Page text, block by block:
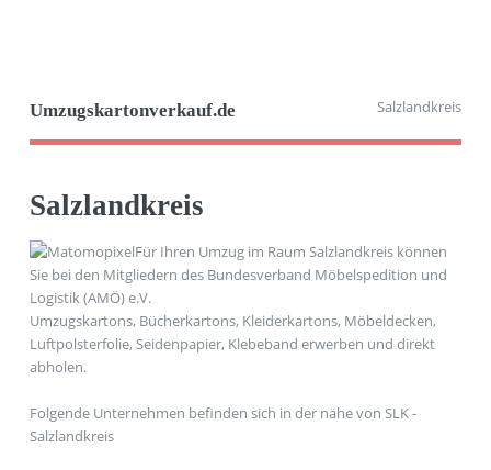
Umzugskartonverkauf.de Salzlandkreis
Salzlandkreis
Für Ihren Umzug im Raum Salzlandkreis können
Sie bei den Mitgliedern des Bundesverband Möbelspedition und
Logistik (AMÖ) e.V.
Umzugskartons, Bücherkartons, Kleiderkartons, Möbeldecken,
Luftpolsterfolie, Seidenpapier, Klebeband erwerben und direkt
abholen.
Folgende Unternehmen befinden sich in der nähe von SLK -
Salzlandkreis